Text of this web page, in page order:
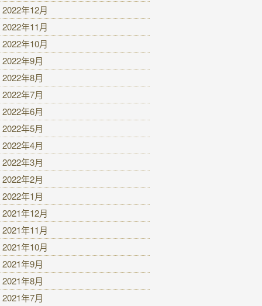
2022年12月
2022年11月
2022年10月
2022年9月
2022年8月
2022年7月
2022年6月
2022年5月
2022年4月
2022年3月
2022年2月
2022年1月
2021年12月
2021年11月
2021年10月
2021年9月
2021年8月
2021年7月